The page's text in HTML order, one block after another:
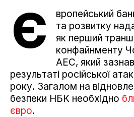
Є
вропейський
та розвитку
як перший транш
конфайнменту
АЕС, який
результаті російської
року. Загалом на
безпеки НБК необхідно
євро.